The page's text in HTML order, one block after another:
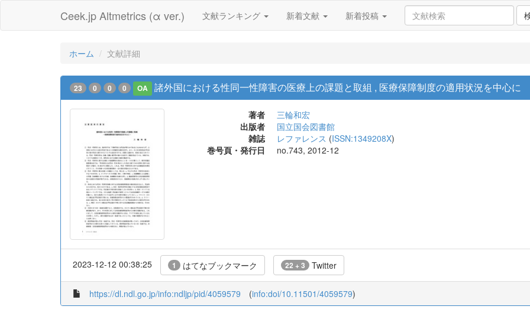
Ceek.jp Altmetrics (α ver.) 文献ランキング 新着文献 新着投稿
ホーム 文献詳細
23 0 0 0 OA 諸外国における性同一性障害の医療上の課題と取組 , 医療保障制度の適用状況を中心に
著者
三輪和宏
出版者
国立国会図書館
雑誌
レファレンス (ISSN:1349208X)
巻号頁・発行日
no.743, 2012-12
2023-12-12 00:38:25 1 はてなブックマーク 22 + 3 Twitter
https://dl.ndl.go.jp/info:ndljp/pid/4059579 (info:doi/10.11501/4059579)